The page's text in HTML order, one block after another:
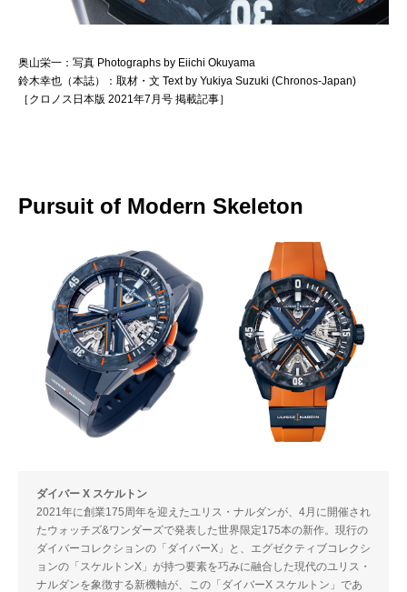
奥山栄一：写真 Photographs by Eiichi Okuyama
鈴木幸也（本誌）：取材・文 Text by Yukiya Suzuki (Chronos-Japan)
［クロノス日本版 2021年7月号 掲載記事］
Pursuit of Modern Skeleton
ダイバー X スケルトン
2021年に創業175周年を迎えたユリス・ナルダンが、4月に開催され
たウォッチズ&ワンダーズで発表した世界限定175本の新作。現行の
ダイバーコレクションの「ダイバーX」と、エグゼクティブコレクシ
ョンの「スケルトンX」が持つ要素を巧みに融合した現代のユリス・
ナルダンを象徴する新機軸が、この「ダイバーX スケルトン」であ